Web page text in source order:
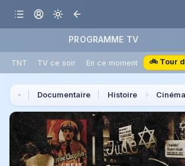
PROGRAMME TV
TNT TV ce soir En ce moment 🚲 Tour
Documentaire Histoire